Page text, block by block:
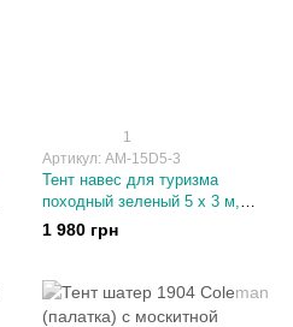
1
Артикул: AM-15D5-3
Тент навес для туризма
походный зеленый 5 х 3 м,
Солнцезащитный
водонепроницаемый
1 980 грн